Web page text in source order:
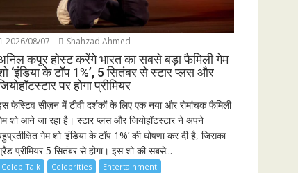
2026/08/07 Shahzad Ahmed
कपूर होस्ट करेंगे भारत का सबसे बड़ा फैमिली गेम
‘इंडिया के टॉप 1%’, 5 सितंबर से स्टार प्लस और
पर होगा प्रीमियर
फेस्टिव सीज़न में टीवी दर्शकों के लिए एक नया और रोमांचक फैमिली
शो आने जा रहा है। स्टार प्लस और जियोहॉटस्टार ने अपने
गेम शो ‘इंडिया के टॉप 1%’ की घोषणा कर दी है, जिसका
प्रीमियर 5 सितंबर से होगा। इस शो की सबसे...
Celeb Talk Celebrities
Entertainment